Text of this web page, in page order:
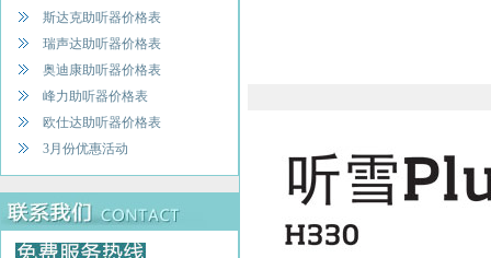
斯达克助听器价格表
瑞声达助听器价格表
奥迪康助听器价格表
峰力助听器价格表
欧仕达助听器价格表
3月份优惠活动